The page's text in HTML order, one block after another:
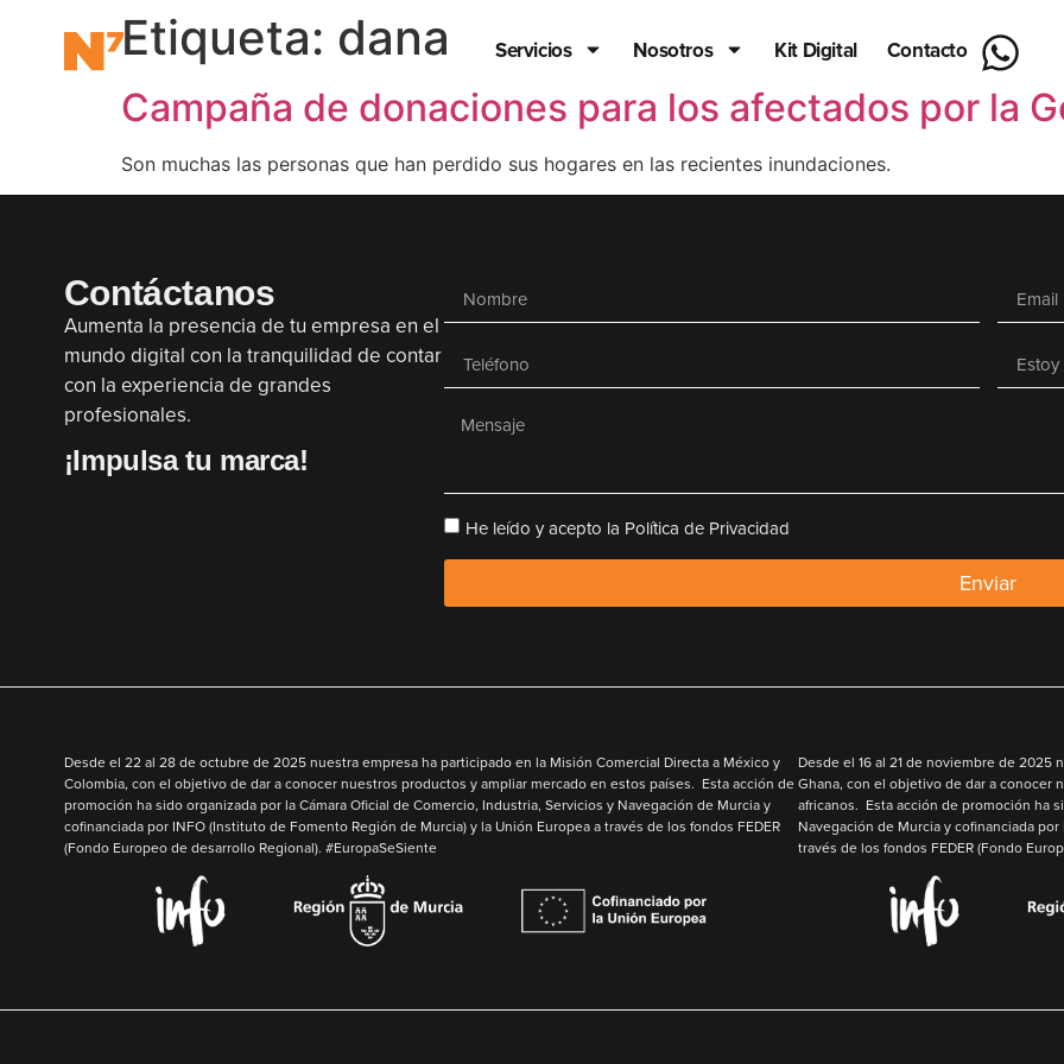
Servicios Nosotros Kit Digital Contacto
Etiqueta: dana
Campaña de donaciones para los afectados por la
Son muchas las personas que han perdido sus hogares en las recientes inundaciones.
Contáctanos
Aumenta la presencia de tu empresa en el
mundo digital con la tranquilidad de contar
con la experiencia de grandes
profesionales.
¡Impulsa tu marca!
He leído y acepto la Política de Privacidad
Enviar
Desde el 22 al 28 de octubre de 2025 nuestra empresa ha participado en la Misión Comercial Directa a México y
Colombia, con el objetivo dedar a conocer nuestros productos y ampliar mercado en estos países. Esta acción de
promoción ha sido organizada por la Cámara Oficial de Comercio, Industria, Servicios y Navegación de Murcia y
cofinanciada por INFO(Instituto de Fomento Región de Murcia) y la Unión Europeaa través de los fondos FEDER
(Fondo Europeo de desarrollo Regional). #EuropaSeSiente
Desde el 16 al 21 de noviembre de 2025
Ghana, con el objetivo dedar a conocer
africanos. Esta acción de promoción ha
Navegación de Murcia y cofinanciada por
través de los fondos FEDER(Fondo